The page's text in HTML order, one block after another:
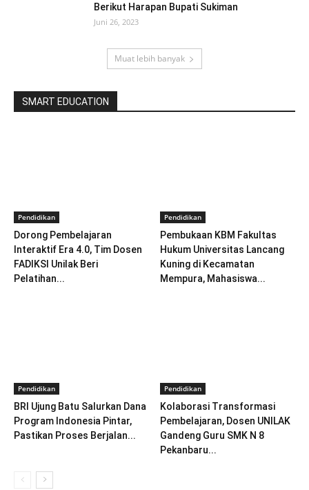
Berikut Harapan Bupati Sukiman
Juni 26, 2023
Muat lebih banyak
SMART EDUCATION
Pendidikan
Dorong Pembelajaran
Interaktif Era 4.0, Tim Dosen
FADIKSI Unilak Beri
Pelatihan...
Pendidikan
Pembukaan KBM Fakultas
Hukum Universitas Lancang
Kuning di Kecamatan
Mempura, Mahasiswa...
Pendidikan
BRI Ujung Batu Salurkan Dana
Program Indonesia Pintar,
Pastikan Proses Berjalan...
Pendidikan
Kolaborasi Transformasi
Pembelajaran, Dosen UNILAK
Gandeng Guru SMK N 8
Pekanbaru...